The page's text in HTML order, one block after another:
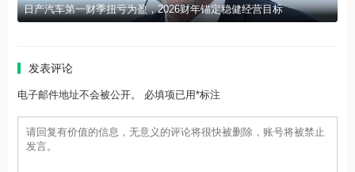
日产汽车第一财季扭亏为盈，2026财年锚定稳健经营目标
发表评论
电子邮件地址不会被公开。 必填项已用*标注